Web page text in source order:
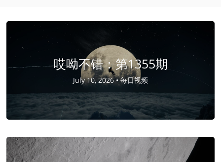
哎呦不错：第1355期
July 10, 2026 •每日视频